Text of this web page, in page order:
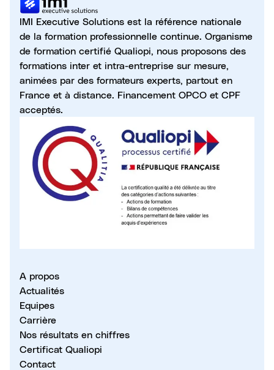
IMI Executive Solutions est la référence nationale
de la formation professionnelle continue. Organisme
de formation certifié Qualiopi, nous proposons des
formations inter et intra-entreprise sur mesure,
animées par des formateurs experts, partout en
France et à distance. Financement OPCO et CPF
acceptés.
A propos
Actualités
Equipes
Carrière
Nos résultats en chiffres
Certificat Qualiopi
Contact